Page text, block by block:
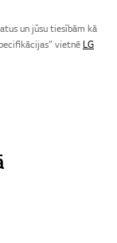
un jūsu tiesībām kā
vietnē LG